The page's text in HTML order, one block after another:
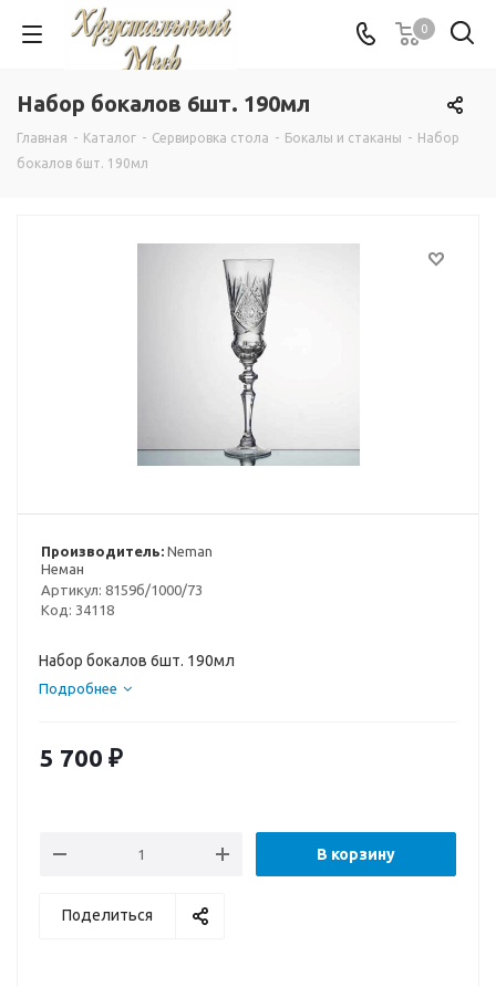
0
Набор бокалов 6шт. 190мл
Главная - Каталог - Сервировка стола - Бокалы и стаканы - Набор
бокалов 6шт. 190мл
Производитель: Neman
Неман
Артикул: 8159б/1000/73
Код: 34118
Набор бокалов 6шт. 190мл
Подробнее
5 700 ₽
В корзину
Поделиться